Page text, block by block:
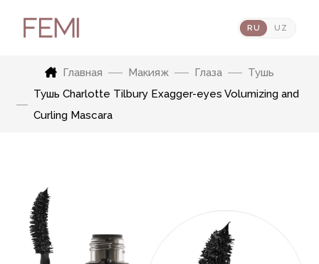
RU UZ
Главная Макияж Глаза
Тушь
Тушь Charlotte Tilbury Exagger-eyes Volumizing and
Curling Mascara